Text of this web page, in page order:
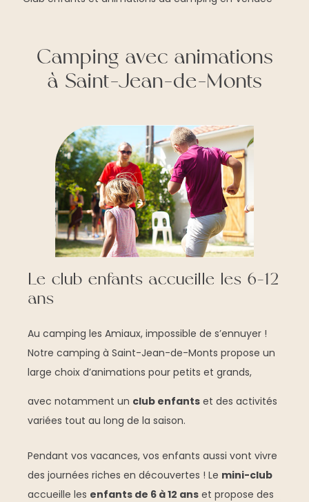
Camping avec animations
à Saint-Jean-de-Monts
Le club enfants accueille les 6-12
ans
Au camping les Amiaux, impossible de s’ennuyer !
Notre camping à Saint-Jean-de-Monts propose un
large choix d’animations pour petits et grands,
avec notamment un club enfants et des activités
variées tout au long de la saison.
Pendant vos vacances, vos enfants aussi vont vivre
des journées riches en découvertes ! Le mini-club
accueille les enfants de 6 à 12 ans et propose des